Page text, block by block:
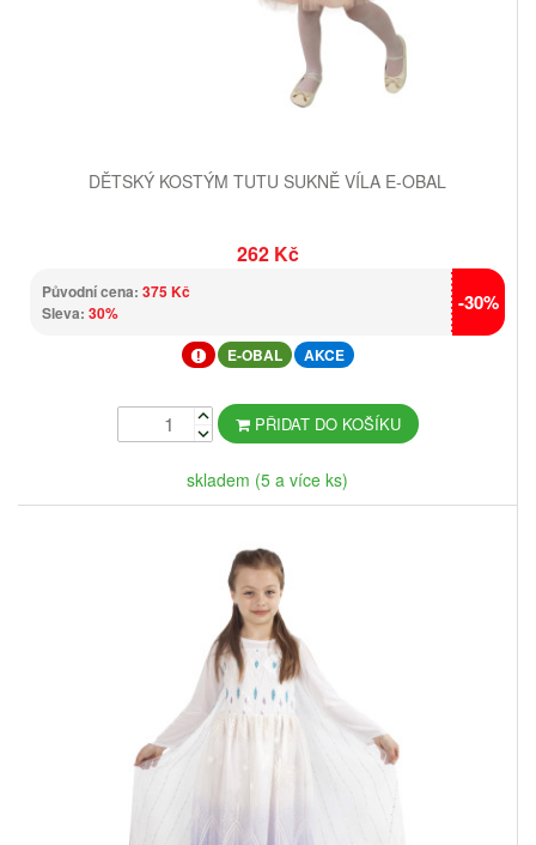
DĚTSKÝ KOSTÝM TUTU SUKNĚ VÍLA E-OBAL
262 Kč
Původní cena: 375 Kč
Sleva: 30% -30%
E-OBAL AKCE
PŘIDAT DO KOŠÍKU
skladem (5 a více ks)